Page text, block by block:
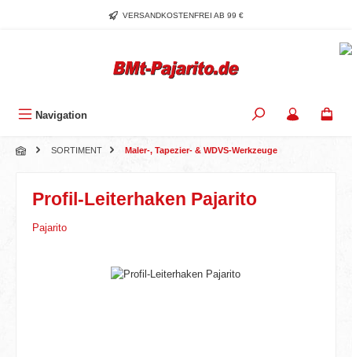
Zum Hauptinhalt springenVERSANDKOSTENFREI AB 99 €
Navigation
SORTIMENT Maler-, Tapezier- & WDVS-Werkzeuge
Profil-Leiterhaken Pajarito
Pajarito
Bildergalerie überspringen